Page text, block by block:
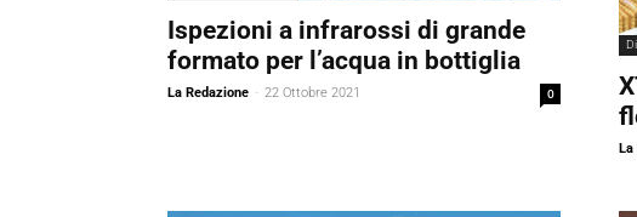
Ispezioni a infrarossi di grande
formato per l’acqua in bottiglia
La Redazione - 22 Ottobre 2021 0